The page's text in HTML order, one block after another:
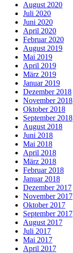
August 2020
Juli 2020
Juni 2020
April 2020
Februar 2020
August 2019
Mai 2019
April 2019
März 2019
Januar 2019
Dezember 2018
November 2018
Oktober 2018
September 2018
August 2018
Juni 2018
Mai 2018
April 2018
März 2018
Februar 2018
Januar 2018
Dezember 2017
November 2017
Oktober 2017
September 2017
August 2017
Juli 2017
Mai 2017
April 2017